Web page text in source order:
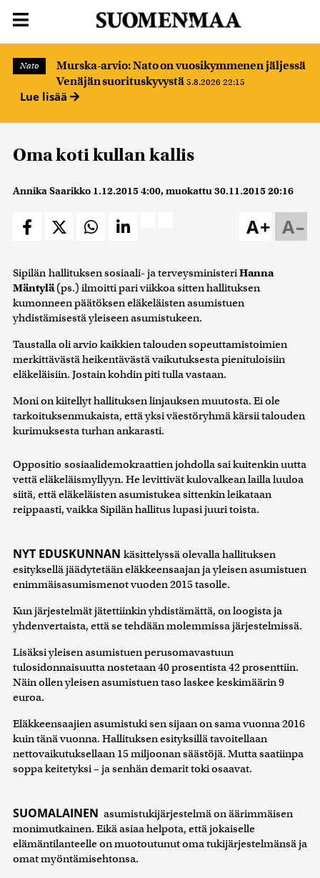
Nato
Murska-arvio: Nato on vuosikymmenen jäljessä
Venäjän suorituskyvystä 5.8.2026 22:15
Lue lisää
Oma koti kullan kallis
Annika Saarikko 1.12.2015 4:00, muokattu30.11.2015 20:16
A–
A+
Sipilän hallituksen sosiaali- ja terveysministeriHanna
Mäntylä(ps.) ilmoitti pari viikkoa sitten hallituksen
kumonneen päätöksen eläkeläisten asumistuen
yhdistämisestä yleiseen asumistukeen.
Taustalla oli arvio kaikkien talouden sopeuttamistoimien
merkittävästä heikentävästä vaikutuksesta pienituloisiin
eläkeläisiin. Jostain kohdin piti tulla vastaan.
Moni on kiitellyt hallituksen linjauksen muutosta. Ei ole
tarkoituksenmukaista, että yksi väestöryhmä kärsii talouden
kurimuksesta turhan ankarasti.
Oppositio sosiaalidemokraattien johdolla sai kuitenkin uutta
vettä eläkeläismyllyyn. He levittivät kulovalkean lailla luuloa
siitä, että eläkeläisten asumistukea sittenkin leikataan
reippaasti, vaikka Sipilän hallitus lupasi juuri toista.
NYT EDUSKUNNAN käsittelyssä olevalla hallituksen
esityksellä jäädytetään eläkkeensaajan ja yleisen asumistuen
enimmäisasumismenot vuoden 2015 tasolle.
Kun järjestelmät jätettiinkin yhdistämättä, on loogista ja
yhdenvertaista, että se tehdään molemmissa järjestelmissä.
Lisäksi yleisen asumistuen perusomavastuun
tulosidonnaisuutta nostetaan 40 prosentista 42 prosenttiin.
Näin ollen yleisen asumistuen taso laskee keskimäärin 9
euroa.
Eläkkeensaajien asumistuki sen sijaan on sama vuonna 2016
kuin tänä vuonna. Hallituksen esityksillä tavoitellaan
nettovaikutuksellaan 15 miljoonan säästöjä. Mutta saatiinpa
soppa keitetyksi – ja senhän demarit toki osaavat.
SUOMALAINEN asumistukijärjestelmä on äärimmäisen
monimutkainen. Eikä asiaa helpota, että jokaiselle
elämäntilanteelle on muotoutunut oma tukijärjestelmänsä ja
omat myöntämisehtonsa.